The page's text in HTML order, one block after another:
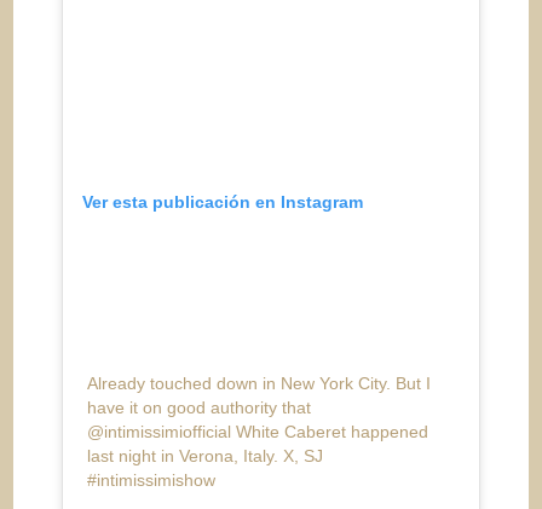
Ver esta publicación en Instagram
Already touched down in New York City. But I
have it on good authority that
@intimissimiofficial White Caberet happened
last night in Verona, Italy.​ X, SJ
#intimissimishow​